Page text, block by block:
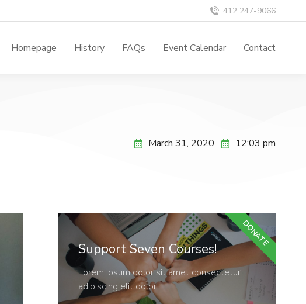
412 247-9066
Homepage History FAQs Event Calendar Contact
March 31, 2020 12:03 pm
Support Seven Courses!
Lorem ipsum dolor sit amet consectetur
adipiscing elit dolor
DONATE